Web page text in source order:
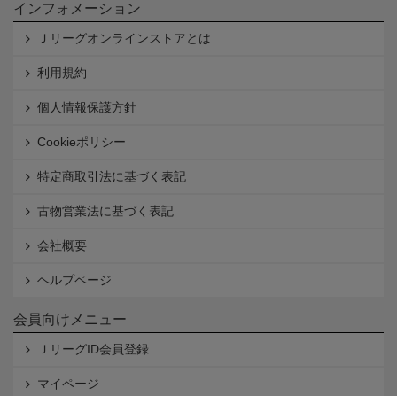
インフォメーション
Ｊリーグオンラインストアとは
利用規約
個人情報保護方針
Cookieポリシー
特定商取引法に基づく表記
古物営業法に基づく表記
会社概要
ヘルプページ
会員向けメニュー
ＪリーグID会員登録
マイページ